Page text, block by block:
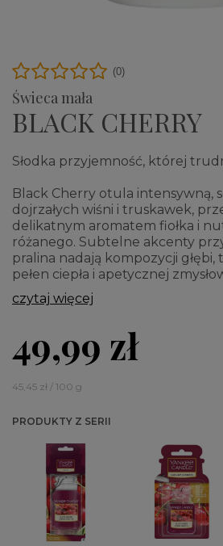
Świeca mała
BLACK CHERRY
(0)
Słodka przyjemność, której
Black Cherry otula intensywną,
dojrzałych wiśni i truskawek,
delikatnym aromatem fiołka i
różanego. Subtelne akcenty
pralina nadają kompozycji głębi,
pełen ciepła i apetycznej
czytaj więcej
49,99 zł
45,45 zł / 100 g
PRODUKTY Z SERII